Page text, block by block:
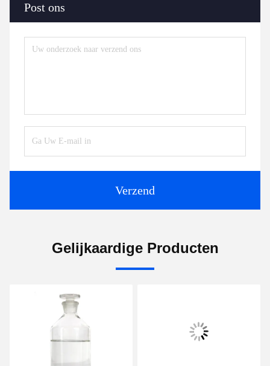
Post ons
Verzend
Gelijkaardige Producten